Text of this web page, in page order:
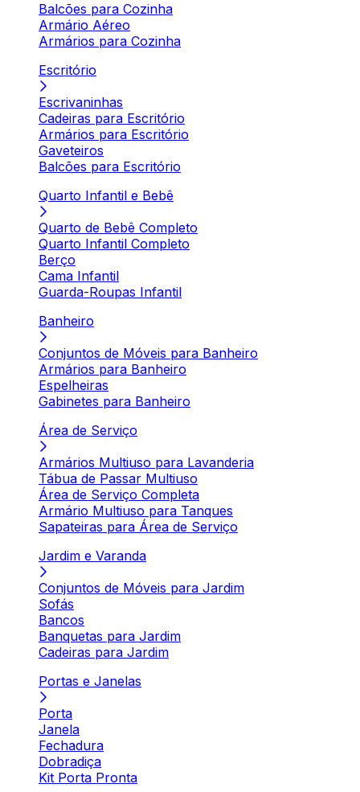
Balcões para Cozinha
Armário Aéreo
Armários para Cozinha
Escritório
Escrivaninhas
Cadeiras para Escritório
Armários para Escritório
Gaveteiros
Balcões para Escritório
Quarto Infantil e Bebê
Quarto de Bebê Completo
Quarto Infantil Completo
Berço
Cama Infantil
Guarda-Roupas Infantil
Banheiro
Conjuntos de Móveis para Banheiro
Armários para Banheiro
Espelheiras
Gabinetes para Banheiro
Área de Serviço
Armários Multiuso para Lavanderia
Tábua de Passar Multiuso
Área de Serviço Completa
Armário Multiuso para Tanques
Sapateiras para Área de Serviço
Jardim e Varanda
Conjuntos de Móveis para Jardim
Sofás
Bancos
Banquetas para Jardim
Cadeiras para Jardim
Portas e Janelas
Porta
Janela
Fechadura
Dobradiça
Kit Porta Pronta